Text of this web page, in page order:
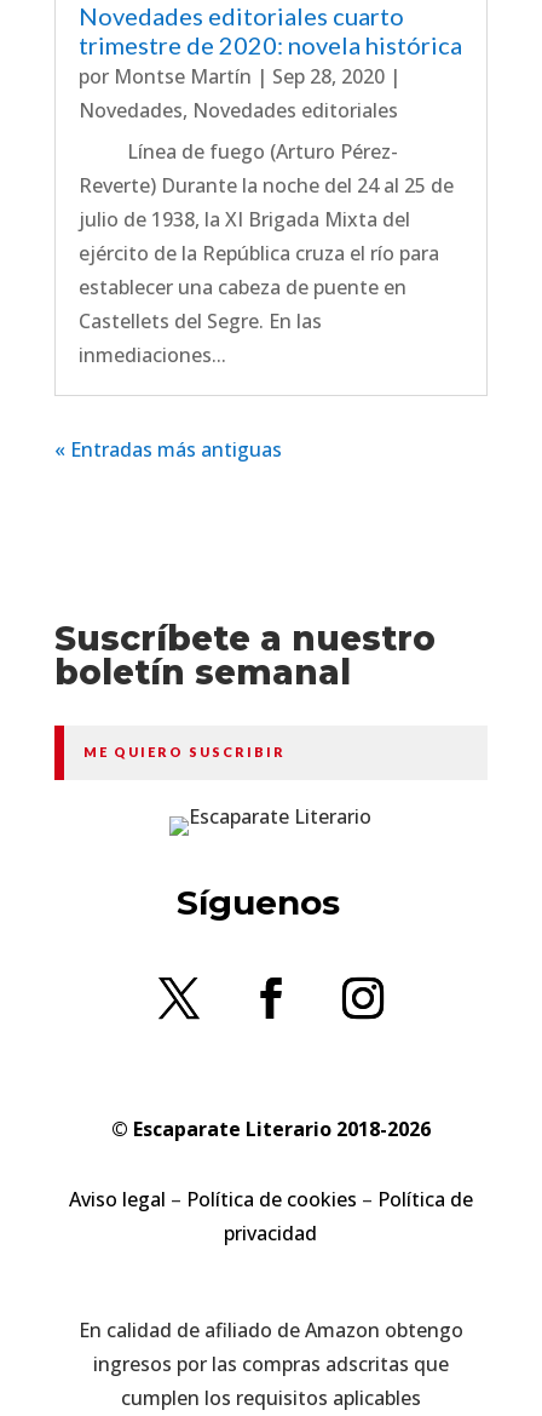
Novedades editoriales cuarto
trimestre de 2020: novela histórica
por Montse Martín | Sep 28, 2020|
Novedades, Novedades editoriales
Línea de fuego (Arturo Pérez-
Reverte) Durante la noche del 24 al 25 de
julio de 1938, la XI Brigada Mixta del
ejército de la República cruza el río para
establecer una cabeza de puente en
Castellets del Segre. En las
inmediaciones...
« Entradas más antiguas
Suscríbete a nuestro
boletín semanal
ME QUIERO SUSCRIBIR
Síguenos
© Escaparate Literario 2018-2026
Aviso legal – Política de cookies – Política de
privacidad
En calidad de afiliado de Amazon obtengo
ingresos por las compras adscritas que
cumplen los requisitos aplicables